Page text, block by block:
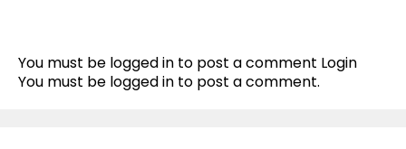
You must be logged in to post a comment Login
You must be logged in to post a comment.